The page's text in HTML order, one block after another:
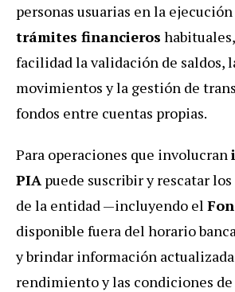
personas usuarias en la
trámites financieros
facilidad la validación de saldos,
movimientos y la gestión de
fondos entre cuentas propias.
Para operaciones que involucran
PIA puede suscribir y rescatar los
de la entidad —incluyendo el
disponible fuera del horario
y brindar información
rendimiento y las condiciones de